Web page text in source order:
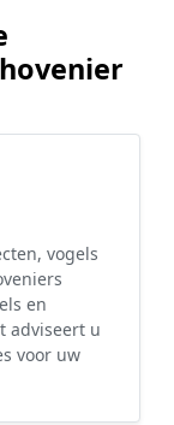
vogels
en
adviseert u
voor uw